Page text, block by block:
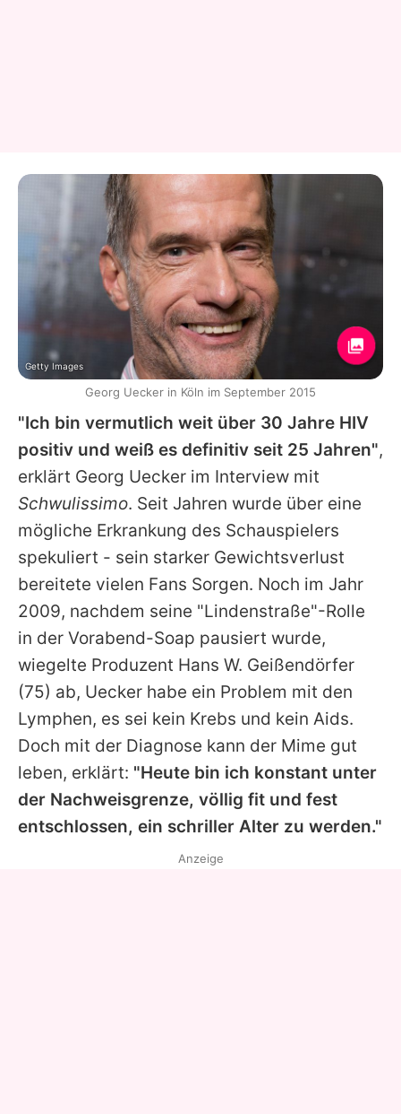
"Ich bin vermutlich weit über 30 Jahre HIV
positiv und weiß es definitiv seit 25 Jahren",
erklärt Georg Uecker im Interview mit
Schwulissimo. Seit Jahren wurde über eine
mögliche Erkrankung des Schauspielers
spekuliert - sein starker Gewichtsverlust
bereitete vielen Fans Sorgen. Noch im Jahr
2009, nachdem seine "Lindenstraße"-Rolle
in der Vorabend-Soap pausiert wurde,
wiegelte Produzent Hans W. Geißendörfer
(75) ab, Uecker habe ein Problem mit den
Lymphen, es sei kein Krebs und kein Aids.
Doch mit der Diagnose kann der Mime gut
leben, erklärt: "Heute bin ich konstant unter
der Nachweisgrenze, völlig fit und fest
entschlossen, ein schriller Alter zu werden."
Getty Images
Georg Uecker in Köln im September 2015
Anzeige